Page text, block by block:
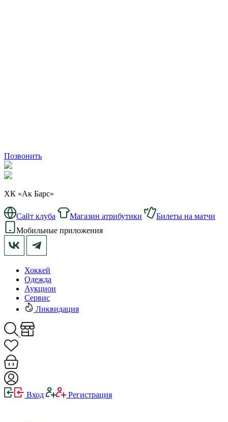
Позвонить
ХК «Ак Барс»
Сайт клуба Магазин атрибутики
Билеты на матчи
Мобильные приложения
Хоккей
Одежда
Аукцион
Сервис
Ликвидация
Вход Регистрация